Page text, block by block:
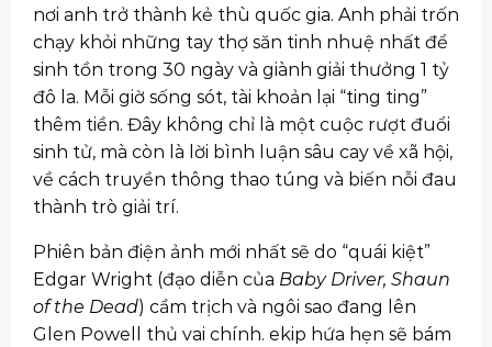
nơi anh trở thành kẻ thù quốc gia. Anh phải trốn
chạy khỏi những tay thợ săn tinh nhuệ nhất để
sinh tồn trong 30 ngày và giành giải thưởng 1 tỷ
đô la. Mỗi giờ sống sót, tài khoản lại “ting ting”
thêm tiền. Đây không chỉ là một cuộc rượt đuổi
sinh tử, mà còn là lời bình luận sâu cay về xã hội,
về cách truyền thông thao túng và biến nỗi đau
thành trò giải trí.
Phiên bản điện ảnh mới nhất sẽ do “quái kiệt”
Edgar Wright (đạo diễn của Baby Driver, Shaun
of the Dead) cầm trịch và ngôi sao đang lên
Glen Powell thủ vai chính. ekip hứa hẹn sẽ bám